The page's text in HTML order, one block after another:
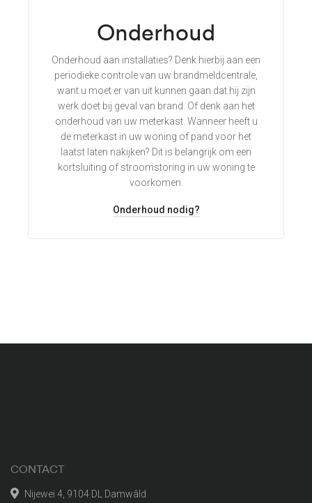
Onderhoud
Onderhoud aan installaties? Denk hierbij aan een
periodieke controle van uw brandmeldcentrale,
want u moet er van uit kunnen gaan dat hij zijn
werk doet bij geval van brand. Of denk aan het
onderhoud van uw meterkast. Wanneer heeft u
de meterkast in uw woning of pand voor het
laatst laten nakijken? Dit is belangrijk om een
kortsluiting of stroomstoring in uw woning te
voorkomen.
Onderhoud nodig?
CONTACT
Nijewei 4, 9104 DL Damwâld